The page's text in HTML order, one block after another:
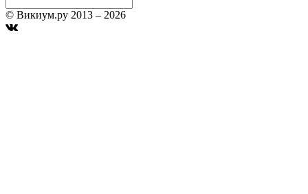
© Викиум.ру 2013 – 2026